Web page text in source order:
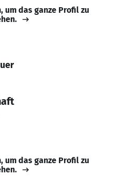
um das ganze Profil zu
um das ganze Profil zu